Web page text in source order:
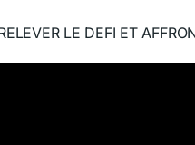
LE DEFI ET